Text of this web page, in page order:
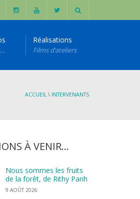
Réalisations
Films d’ateliers
ACCUEIL\ INTERVENANTS
À VENIR…
Nous sommes les fruits
de la forêt, de Rithy Panh
9 AOÛT 2026